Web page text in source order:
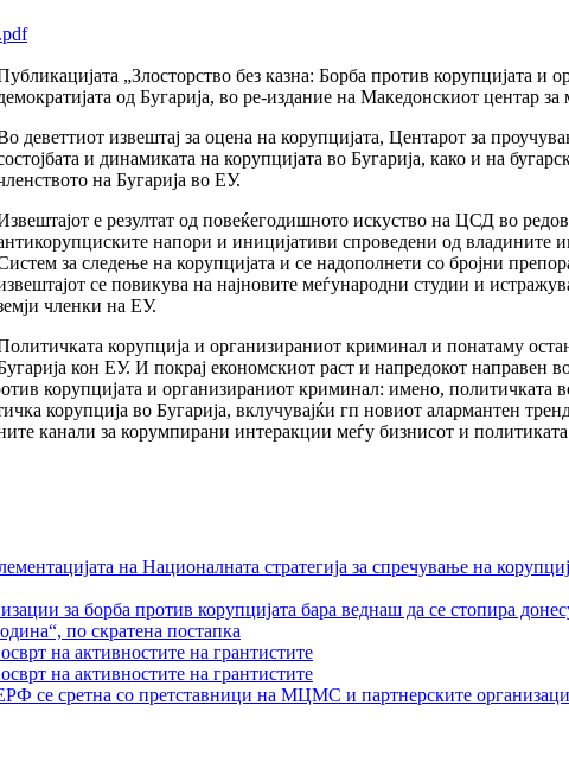
„Злосторство без казна: Борба против корупцијата
од Бугарија, во ре-издание на Македонскиот центар за
деветтиот извештај за оцена на корупцијата, Центарот за
и динамиката на корупцијата во Бугарија, како и на
на Бугарија во ЕУ.
е резултат од повеќегодишното искуство на ЦСД во
напори и иницијативи спроведени од владините
за следење на корупцијата и се надополнети со бројни
се повикува на најновите меѓународни студии и
членки на ЕУ.
корупција и организираниот криминал и понатаму
кон ЕУ. И покрај економскиот раст и напредокот направен
корупцијата и организираниот криминал: имено,
корупција во Бугарија, вклучувајќи гп новиот алармантен
канали за корумпирани интеракции меѓу бизнисот и
на Националната стратегија за спречување на
за борба против корупцијата бара веднаш да се стопира
по скратена постапка
на активностите на грантистите
на активностите на грантистите
се сретна со претставници на МЦМС и партнерските